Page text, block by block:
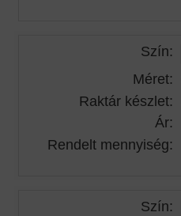
Szín:
Méret:
Raktár készlet:
Ár:
Rendelt mennyiség:
Szín: